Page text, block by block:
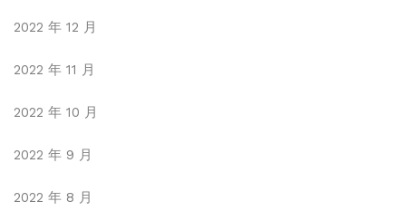
2022 年 12 月
2022 年 11 月
2022 年 10 月
2022 年 9 月
2022 年 8 月